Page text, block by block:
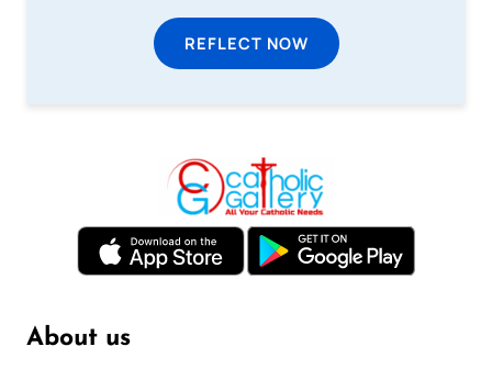
REFLECT NOW
About us